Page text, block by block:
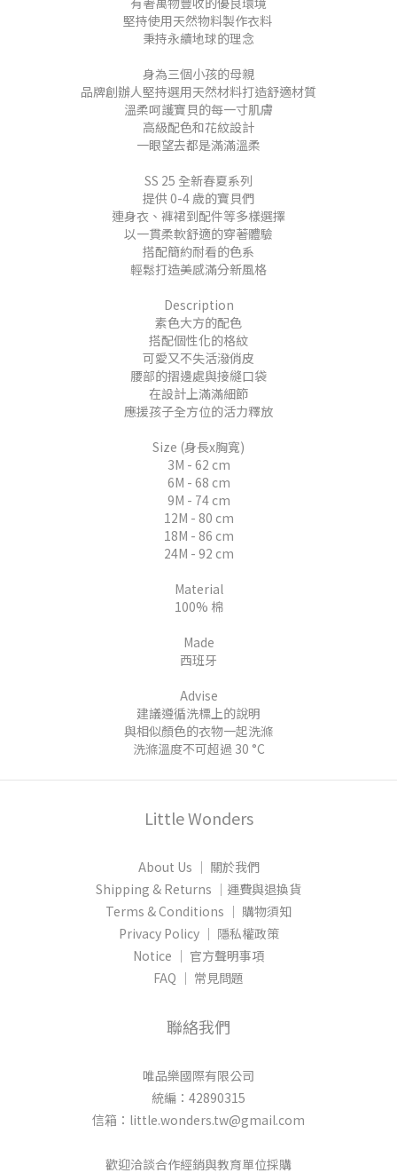
堅持使用天然物料製作衣料
秉持永續地球的理念
身為三個小孩的母親
品牌創辦人堅持選用天然材料打造舒適材質
溫柔呵護寶貝的每一寸肌膚
高級配色和花紋設計
一眼望去都是滿滿溫柔
SS 25 全新春夏系列
提供 0-4 歲的寶貝們
連身衣、褲裙到配件等多樣選擇
以一貫柔軟舒適的穿著體驗
搭配簡約耐看的色系
輕鬆打造美感滿分新風格
Description
素色大方的配色
搭配個性化的格紋
可愛又不失活潑俏皮
腰部的摺邊處與接縫口袋
在設計上滿滿細節
應援孩子全方位的活力釋放
Size (身長x胸寬)
3M - 62 cm
6M - 68 cm
9M - 74 cm
12M - 80 cm
18M - 86 cm
24M - 92 cm
Material
100% 棉
Made
西班牙
Advise
建議遵循洗標上的說明
與相似顏色的衣物一起洗滌
洗滌溫度不可超過 30 °C
Little Wonders
About Us │ 關於我們
Shipping & Returns │運費與退換貨
Terms & Conditions │ 購物須知
Privacy Policy │ 隱私權政策
Notice │ 官方聲明事項
FAQ │ 常見問題
聯絡我們
唯品樂國際有限公司
統編：42890315
信箱：little.wonders.tw@gmail.com
歡迎洽談合作經銷與教育單位採購